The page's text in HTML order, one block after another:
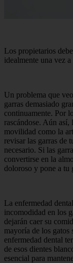
Los propietarios
idealmente una vez a
Un problema que
garras demasiado
continuamente. Por
rascándose. Aún
movilidad como la
revisar las garras de
necesario. Si las
convertirse en la
doloroso y pone a tu
La enfermedad
incomodidad en los
dejarán caer su
mayoría de los gatos
enfermedad dental
de esos dientes
esencial para